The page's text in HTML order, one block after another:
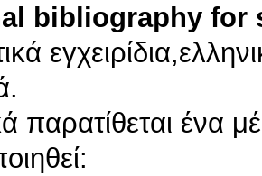
bibliography for
παρατίθεται ένα